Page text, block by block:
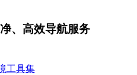
、高效导航服务
工具集